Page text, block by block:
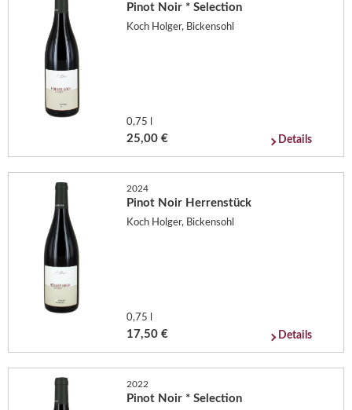
Pinot Noir * Selection
Koch Holger, Bickensohl
0,75 l
25,00 € Details
2024
Pinot Noir Herrenstück
Koch Holger, Bickensohl
0,75 l
17,50 € Details
2022
Pinot Noir * Selection